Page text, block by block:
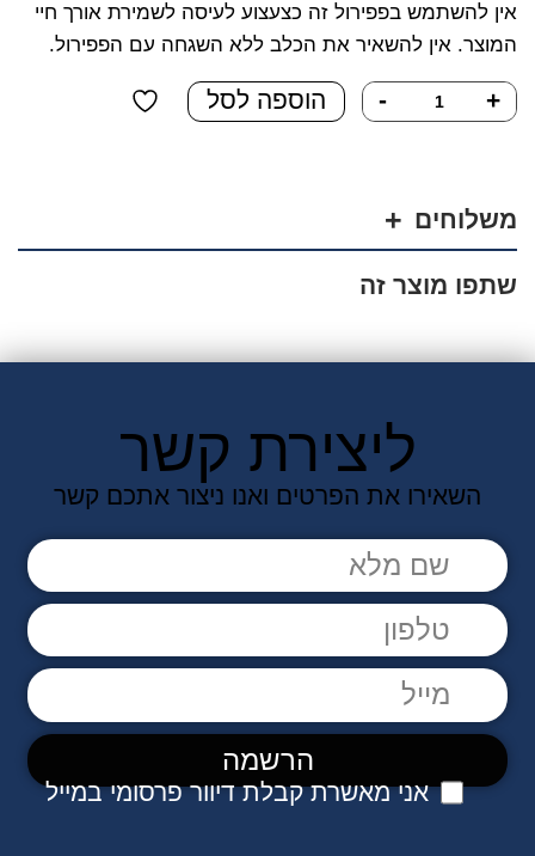
אין להשתמש בפפירול זה כצעצוע לעיסה לשמירת אורך חיי
המוצר. אין להשאיר את הכלב ללא השגחה עם הפפירול.
+
כמות
של
בגודל
ענק
מעור
- הוספה לסל
משלוחים
שתפו מוצר זה
ליצירת קשר
השאירו את הפרטים ואנו ניצור אתכם קשר
אני מאשרת קבלת דיוור פרסומי במייל